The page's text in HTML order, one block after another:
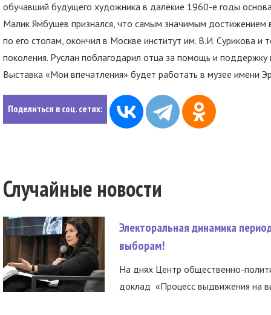
обучавший будущего художника в далёкие 1960-е годы
Малик Ямбушев признался, что самым значимым достижением
по его стопам, окончил в Москве институт им. В.И. Сурикова и
поколения. Руслан поблагодарил отца за помощь и поддержку
Выставка «Мои впечатления» будет работать в музее имени
Поделиться в соц. сетях:
Случайные новости
Электоральная динамика
выборам!
На днях Центр общественно-
доклад «Процесс выдвижения на